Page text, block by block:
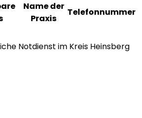
Name der
Praxis
Telefonnummer
Notdienst im Kreis Heinsberg